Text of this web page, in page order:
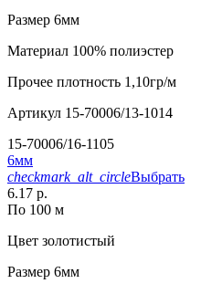
Размер 6мм
Материал 100% полиэстер
Прочее плотность 1,10гр/м
Артикул 15-70006/13-1014
15-70006/16-1105
6мм
checkmark_alt_circleВыбрать
6.17 р.
По 100 м
Цвет золотистый
Размер 6мм